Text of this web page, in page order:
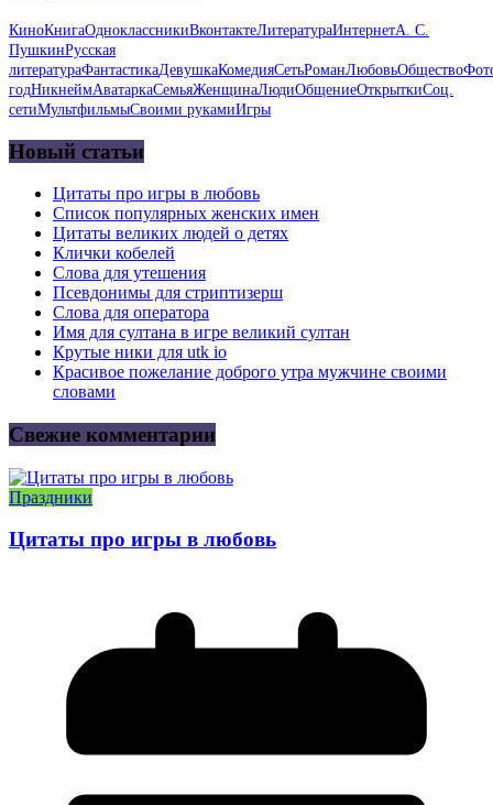
КиноКнигаОдноклассникиВконтактеЛитератураИнтернетА. С.
ПушкинРусская
литератураФантастикаДевушкаКомедияСетьРоманЛюбовьОбщество
годНикнеймАватаркаСемьяЖенщинаЛюдиОбщениеОткрыткиСоц.
сетиМультфильмыСвоими рукамиИгры
Новый статьи
Цитаты про игры в любовь
Список популярных женских имен
Цитаты великих людей о детях
Клички кобелей
Слова для утешения
Псевдонимы для стриптизерш
Слова для оператора
Имя для султана в игре великий султан
Крутые ники для utk io
Красивое пожелание доброго утра мужчине своими
словами
Свежие комментарии
Праздники
Цитаты про игры в любовь